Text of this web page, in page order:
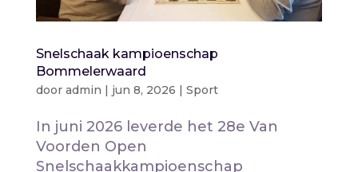
Snelschaak kampioenschap
Bommelerwaard
door admin jun 8, 2026 Sport
In juni 2026 leverde het 28e Van
Voorden Open
Snelschaakkampioenschap